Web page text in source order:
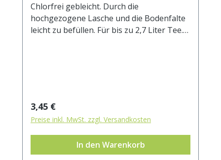
Chlorfrei gebleicht. Durch die
hochgezogene Lasche und die Bodenfalte
leicht zu befüllen. Für bis zu 2,7 Liter Tee.
Regulärer Preis:
3,45 €
Preise inkl. MwSt. zzgl. Versandkosten
In den Warenkorb